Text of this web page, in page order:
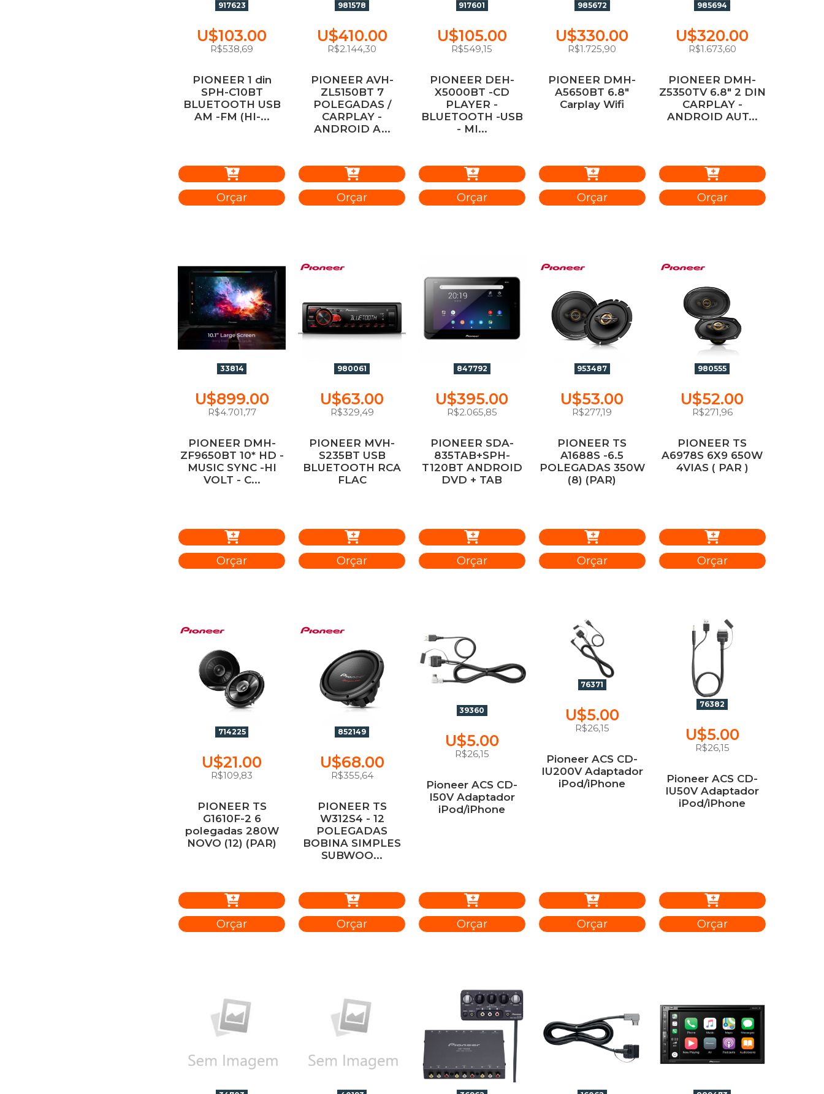
917623
U$103.00
R$538,69
PIONEER 1 din
SPH-C10BT
BLUETOOTH USB
AM -FM (HI-...
Orçar
981578
U$410.00
R$2.144,30
PIONEER AVH-
ZL5150BT 7
POLEGADAS /
CARPLAY -
ANDROID A...
Orçar
917601
U$105.00
R$549,15
PIONEER DEH-
X5000BT -CD
PLAYER -
BLUETOOTH -USB
- MI...
Orçar
985672
U$330.00
R$1.725,90
PIONEER DMH-
A5650BT 6.8"
Carplay Wifi
Orçar
985694
U$320.00
R$1.673,60
PIONEER DMH-
Z5350TV 6.8" 2 DIN
CARPLAY -
ANDROID AUT...
Orçar
33814
U$899.00
R$4.701,77
PIONEER DMH-
ZF9650BT 10* HD -
MUSIC SYNC -HI
VOLT - C...
Orçar
980061
U$63.00
R$329,49
PIONEER MVH-
S235BT USB
BLUETOOTH RCA
FLAC
Orçar
847792
U$395.00
R$2.065,85
PIONEER SDA-
835TAB+SPH-
T120BT ANDROID
DVD + TAB
Orçar
953487
U$53.00
R$277,19
PIONEER TS
A1688S -6.5
POLEGADAS 350W
(8) (PAR)
Orçar
980555
U$52.00
R$271,96
PIONEER TS
A6978S 6X9 650W
4VIAS ( PAR )
Orçar
714225
U$21.00
R$109,83
PIONEER TS
G1610F-2 6
polegadas 280W
NOVO (12) (PAR)
Orçar
852149
U$68.00
R$355,64
PIONEER TS
W312S4 - 12
POLEGADAS
BOBINA SIMPLES
SUBWOO...
Orçar
39360
U$5.00
R$26,15
Pioneer ACS CD-
I50V Adaptador
iPod/iPhone
Orçar
76371
U$5.00
R$26,15
Pioneer ACS CD-
IU200V Adaptador
iPod/iPhone
Orçar
76382
U$5.00
R$26,15
Pioneer ACS CD-
IU50V Adaptador
iPod/iPhone
Orçar